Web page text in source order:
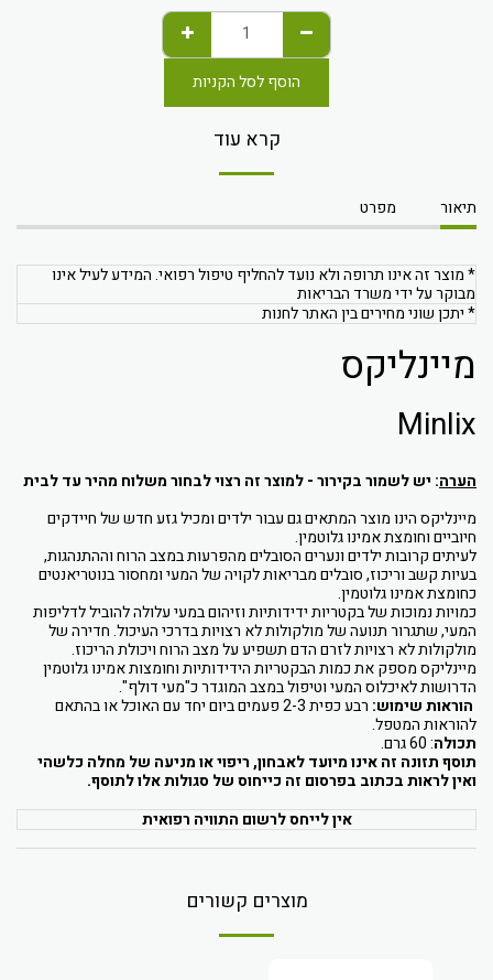
הוסף לסל הקניות
קרא עוד
תיאור מפרט
* מוצר זה אינו תרופה ולא נועד להחליף טיפול רפואי. המידע לעיל אינו
מבוקר על ידי משרד הבריאות
* יתכן שוני מחירים בין האתר לחנות
מיינליקס
Minlix
הערה: יש לשמור בקירור - למוצר זה רצוי לבחור משלוח מהיר עד לבית
מיינליקס הינו מוצר המתאים גם עבור ילדים ומכיל גזע חדש של חיידקים
חיוביים וחומצת אמינו גלוטמין.
לעיתים קרובות ילדים ונערים הסובלים מהפרעות במצב הרוח וההתנהגות,
בעיות קשב וריכוז, סובלים מבריאות לקויה של המעי ומחסור בנוטריאנטים
כחומצת אמינו גלוטמין.
כמויות נמוכות של בקטריות ידידותיות וזיהום במעי עלולה להוביל לדליפות
המעי, שתגרור תנועה של מולקולות לא רצויות בדרכי העיכול. חדירה של
מולקולות לא רצויות לזרם הדם תשפיע על מצב הרוח ויכולת הריכוז.
מיינליקס מספק את כמות הבקטריות הידידותיות וחומצות אמינו גלוטמין
הדרושות לאיכלוס המעי וטיפול במצב המוגדר כ"מעי דולף".
הוראות שימוש: רבע כפית2-3פעמים ביום יחד עם האוכל או בהתאם
להוראות המטפל.
תכולה: 60 גרם.
תוסף תזונה זה אינו מיועד לאבחון, ריפוי או מניעה של מחלה כלשהי
ואין לראות בכתוב בפרסום זה כייחוס של סגולות אלו לתוסף.
אין לייחס לרשום התוויה רפואית
מוצרים קשורים